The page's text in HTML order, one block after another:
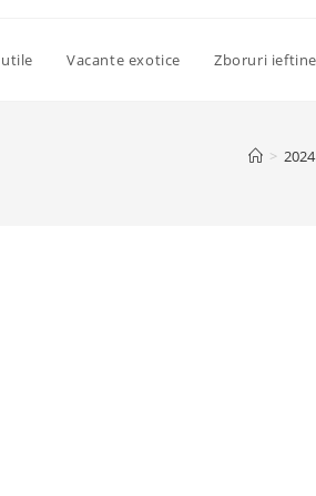
Vacante exotice Zboruri ieftine
> 2024